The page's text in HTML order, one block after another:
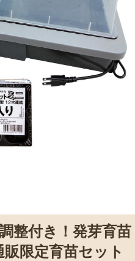
整付き！発芽育苗
限定育苗セット